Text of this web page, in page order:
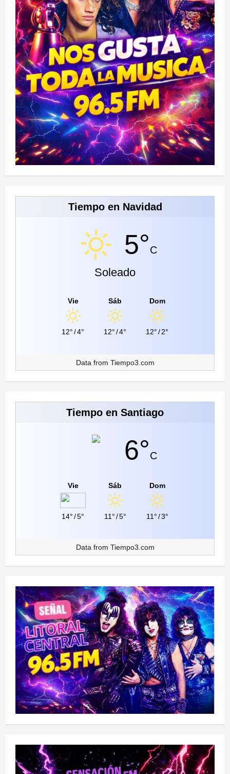
Tiempo en Navidad
5°C
Soleado
Vie
12°/4°
Sáb
12°/4°
Dom
12°/2°
Data from Tiempo3.com
Tiempo en Santiago
6°C
Vie
14°/5°
Sáb
11°/5°
Dom
11°/3°
Data from Tiempo3.com